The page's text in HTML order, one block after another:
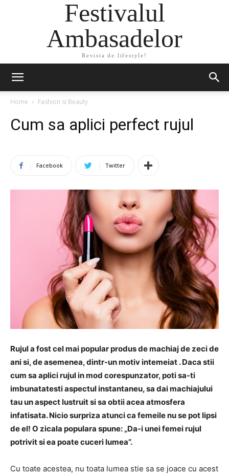
Festivalul
Ambasadelor
Revista de lifestyle!
Home Fashion si Beauty
Cum sa aplici perfect rujul
Facebook Twitter
Rujul a fost cel mai popular produs de machiaj de zeci de
ani si, de asemenea, dintr-un motiv intemeiat . Daca stii
cum sa aplici rujul in mod corespunzator, poti sa-ti
imbunatatesti aspectul instantaneu, sa dai machiajului
tau un aspect lustruit si sa obtii acea atmosfera
infatisata. Nicio surpriza atunci ca femeile nu se pot lipsi
de el! O zicala populara spune: „Da-i unei femei rujul
potrivit si ea poate cuceri lumea”.
Cu toate acestea, nu toata lumea stie sa se joace cu acest